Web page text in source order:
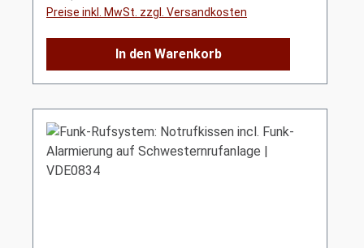
Preise inkl. MwSt. zzgl. Versandkosten
In den Warenkorb